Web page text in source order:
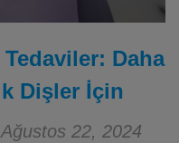
Daha
Dişler İçin
Ağustos 22, 2024